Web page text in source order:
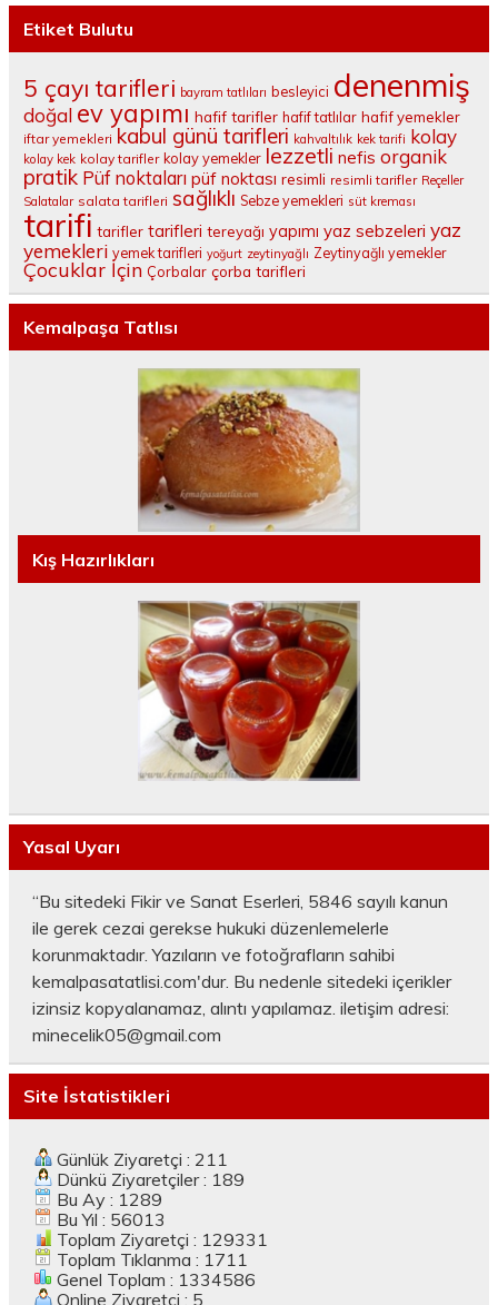
Etiket Bulutu
5 çayı tarifleri bayram tatlıları besleyici denenmiş
doğal ev yapımı hafif tarifler hafif tatlılar hafif yemekler
iftar yemekleri kabul günü tarifleri kahvaltılık kek tarifi kolay
kolay kek kolay tarifler kolay yemekler lezzetli nefis organik
pratik Püf noktaları püf noktası resimli resimli tarifler Reçeller
Salatalar salata tarifleri sağlıklı Sebze yemekleri süt kreması
tarifi tarifler tarifleri tereyağı yapımı yaz sebzeleri yaz
yemekleri yemek tarifleri yoğurt zeytinyağlı Zeytinyağlı yemekler
Çocuklar İçin Çorbalar çorba tarifleri
Kemalpaşa Tatlısı
Kış Hazırlıkları
Yasal Uyarı
“Bu sitedeki Fikir ve Sanat Eserleri, 5846 sayılı kanun
ile gerek cezai gerekse hukuki düzenlemelerle
korunmaktadır. Yazıların ve fotoğrafların sahibi
kemalpasatatlisi.com'dur. Bu nedenle sitedeki içerikler
izinsiz kopyalanamaz, alıntı yapılamaz. iletişim adresi:
minecelik05@gmail.com
Site İstatistikleri
Günlük Ziyaretçi : 211
Dünkü Ziyaretçiler : 189
Bu Ay : 1289
Bu Yıl : 56013
Toplam Ziyaretçi : 129331
Toplam Tıklanma : 1711
Genel Toplam : 1334586
Online Ziyaretçi : 5